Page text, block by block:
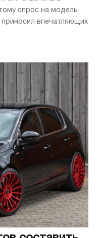
спрос на модель
впечатляющих